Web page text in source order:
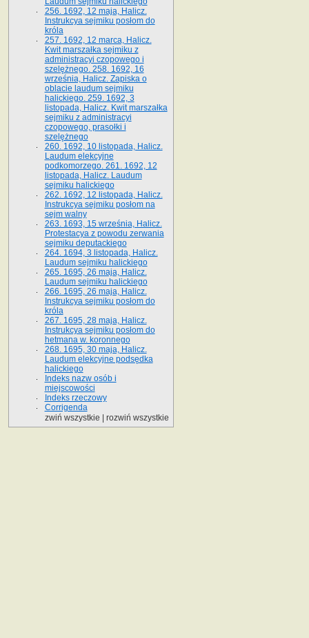
256. 1692, 12 maja, Halicz.
Instrukcya sejmiku posłom do
króla
257. 1692, 12 marca, Halicz.
Kwit marszałka sejmiku z
administracyi czopowego i
szelężnego. 258. 1692, 16
września, Halicz. Zapiska o
oblacie laudum sejmiku
halickiego. 259. 1692, 3
listopada, Halicz. Kwit marszałka
sejmiku z administracyi
czopowego, prasołki i
szelężnego
260. 1692, 10 listopada, Halicz.
Laudum elekcyjne
podkomorzego. 261. 1692, 12
listopada, Halicz. Laudum
sejmiku halickiego
262. 1692, 12 listopada, Halicz.
Instrukcya sejmiku posłom na
sejm walny
263. 1693, 15 września, Halicz.
Protestacya z powodu zerwania
sejmiku deputackiego
264. 1694, 3 listopada, Halicz.
Laudum sejmiku halickiego
265. 1695, 26 maja, Halicz.
Laudum sejmiku halickiego
266. 1695, 26 maja, Halicz.
Instrukcya sejmiku posłom do
króla
267. 1695, 28 maja, Halicz.
Instrukcya sejmiku posłom do
hetmana w. koronnego
268. 1695, 30 maja, Halicz.
Laudum elekcyjne podsędka
halickiego
Indeks nazw osób i
miejscowości
Indeks rzeczowy
Corrigenda
zwiń wszystkie
rozwiń wszystkie